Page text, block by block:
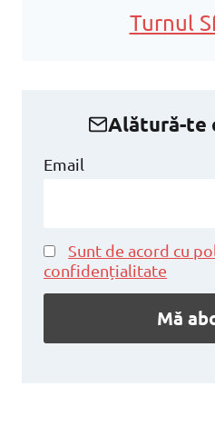
Turnul
Alătură-te
Email
Sunt de acord cu
confidențialitate